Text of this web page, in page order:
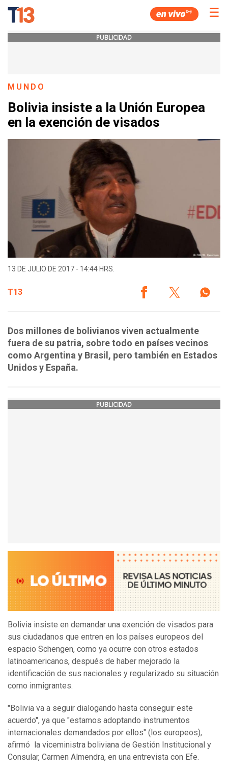
☰
PUBLICIDAD
MUNDO
Bolivia insiste a la Unión Europea
en la exención de visados
13 DE JULIO DE 2017 - 14:44 HRS.
T13
Dos millones de bolivianos viven actualmente
fuera de su patria, sobre todo en países vecinos
como Argentina y Brasil, pero también en Estados
Unidos y España.
PUBLICIDAD
Bolivia insiste en demandar una exención de visados para
sus ciudadanos que entren en los países europeos del
espacio Schengen, como ya ocurre con otros estados
latinoamericanos, después de haber mejorado la
identificación de sus nacionales y regularizado su situación
como inmigrantes.
"Bolivia va a seguir dialogando hasta conseguir este
acuerdo", ya que "estamos adoptando instrumentos
internacionales demandados por ellos" (los europeos),
afirmó la viceministra boliviana de Gestión Institucional y
Consular, Carmen Almendra, en una entrevista con Efe.